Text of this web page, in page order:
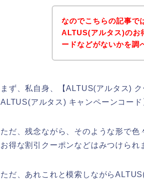
なのでこちらの記事で
ALTUS(アルタス)のお
ードなどがないかを調
まず、私自身、【ALTUS(アルタス)
ALTUS(アルタス) キャンペーンコー
ただ、残念ながら、そのような形で
お得な割引クーポンなどはみつけられ
ただ、あれこれと模索しながら